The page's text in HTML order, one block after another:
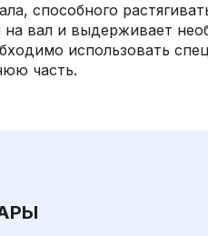
способного
на вал и выдерживает
использовать
часть.